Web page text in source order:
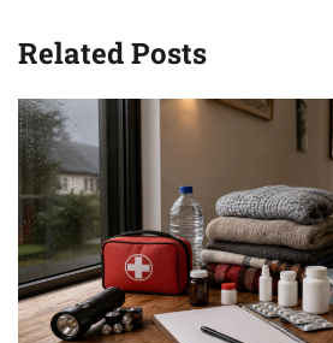
Related Posts